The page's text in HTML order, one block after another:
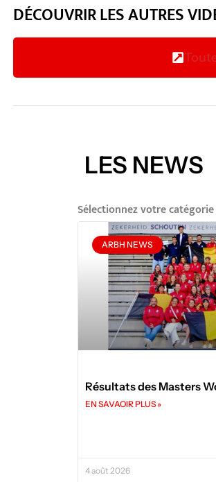
DÉCOUVRIR LES AUTRES
LES NEWS
Sélectionnez votre catégorie
ARBH NEWS
Résultats des Masters
EN SAVAOIR PLUS »
4 août 2026